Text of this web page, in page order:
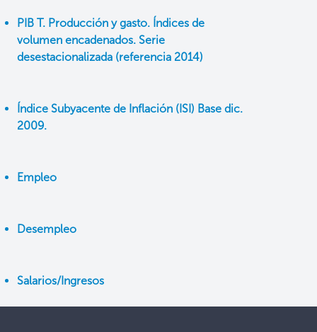
PIB T. Producción y gasto. Índices de
volumen encadenados. Serie
desestacionalizada (referencia 2014)
Índice Subyacente de Inflación (ISI) Base dic.
2009.
Empleo
Desempleo
Salarios/Ingresos